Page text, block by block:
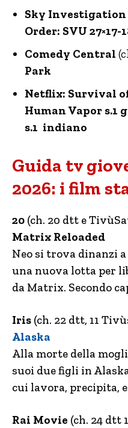
Sky Investigation
Order: SVU 27×17-
Comedy Central
Park
Netflix: Survival
Human Vapor s.1
s.1 indiano
Guida tv
2026: i film
20 (ch. 20 dtt e
Matrix Reloaded
Neo si trova dinanzi
una nuova lotta per
da Matrix. Secondo
Iris (ch. 22 dtt, 11
Alaska
Alla morte della
suoi due figli in
cui lavora, precipita,
Rai Movie (ch. 24 dtt